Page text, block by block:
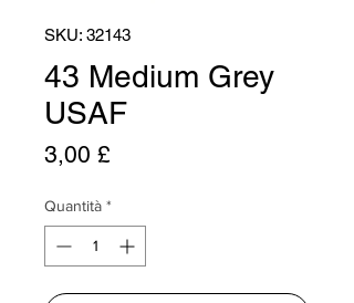
SKU: 32143
43 Medium Grey
USAF
3,00 £
Quantità *